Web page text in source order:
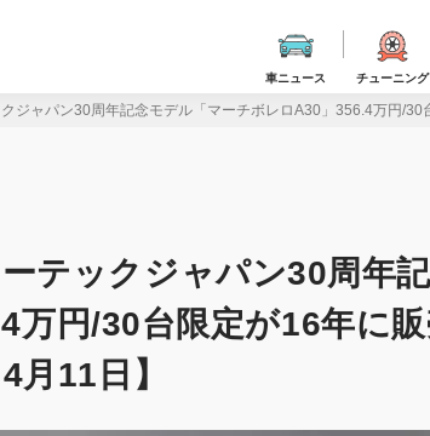
車ニュース チューニング
ジャパン30周年記念モデル「マーチボレロA30」356.4万円/
テックジャパン30周年
万円/30台限定が16年に
11日】